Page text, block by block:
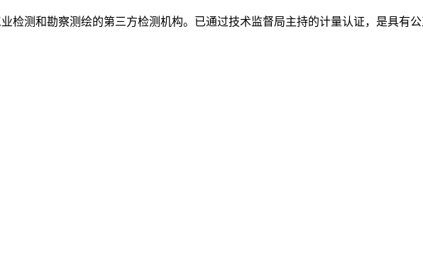
检测和勘察测绘的第三方检测机构。已通过技术监督局主持的计量认证，是具有公